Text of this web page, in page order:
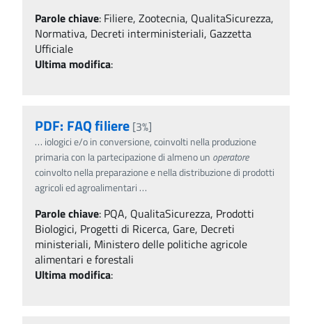
Parole chiave: Filiere, Zootecnia, QualitaSicurezza,
Normativa, Decreti interministeriali, Gazzetta
Ufficiale
Ultima modifica:
PDF: FAQ filiere [3%]
… iologici e/o in conversione, coinvolti nella produzione
primaria con la partecipazione di almeno un operatore
coinvolto nella preparazione e nella distribuzione di prodotti
agricoli ed agroalimentari …
Parole chiave: PQA, QualitaSicurezza, Prodotti
Biologici, Progetti di Ricerca, Gare, Decreti
ministeriali, Ministero delle politiche agricole
alimentari e forestali
Ultima modifica: